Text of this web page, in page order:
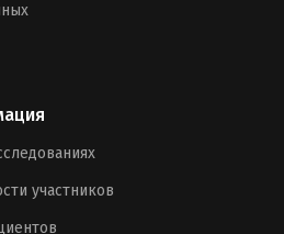
участников